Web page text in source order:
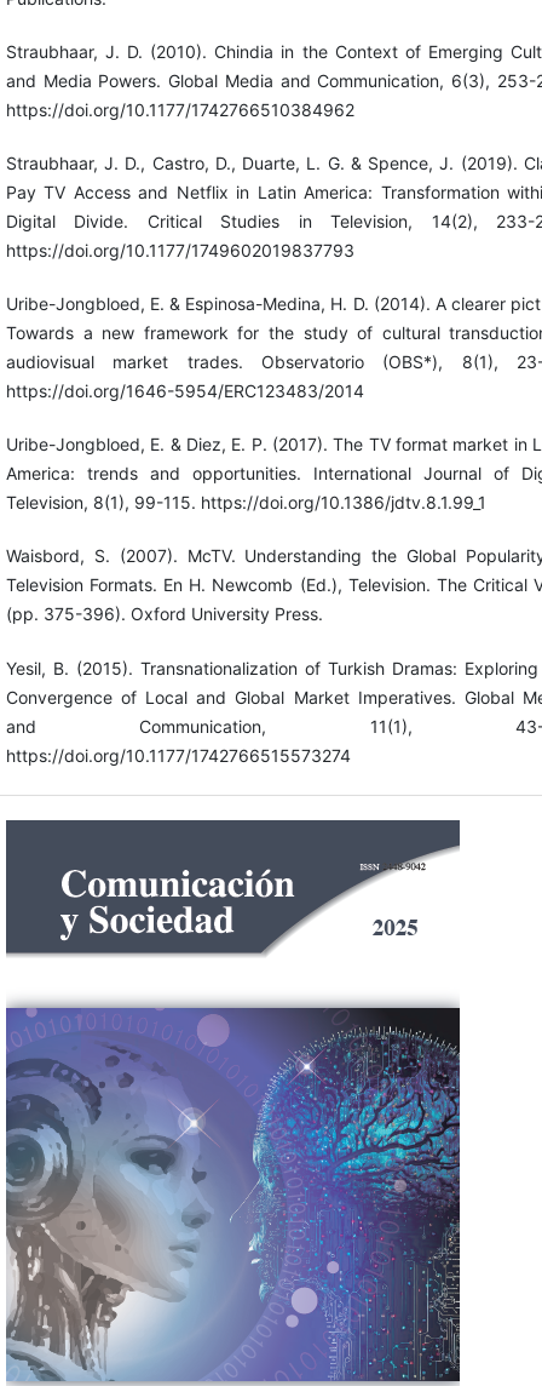
Straubhaar, J. D. (2010). Chindia in the Context of Emerging
and Media Powers. Global Media and Communication, 6(3), 253-
https://doi.org/10.1177/1742766510384962
Straubhaar, J. D., Castro, D., Duarte, L. G. & Spence, J. (2019).
Pay TV Access and Netflix in Latin America: Transformation
Digital Divide. Critical Studies in Television, 14(2), 233-
https://doi.org/10.1177/1749602019837793
Uribe-Jongbloed, E. & Espinosa-Medina, H. D. (2014). A clearer
Towards a new framework for the study of cultural
audiovisual market trades. Observatorio (OBS*), 8(1),
https://doi.org/1646-5954/ERC123483/2014
Uribe-Jongbloed, E. & Diez, E. P. (2017). The TV format market in
America: trends and opportunities. International Journal of
Television, 8(1), 99-115. https://doi.org/10.1386/jdtv.8.1.99_1
Waisbord, S. (2007). McTV. Understanding the Global
Television Formats. En H. Newcomb (Ed.), Television. The Critical
(pp. 375-396). Oxford University Press.
Yesil, B. (2015). Transnationalization of Turkish Dramas:
Convergence of Local and Global Market Imperatives. Global
and Communication, 11(1), 43-
https://doi.org/10.1177/1742766515573274